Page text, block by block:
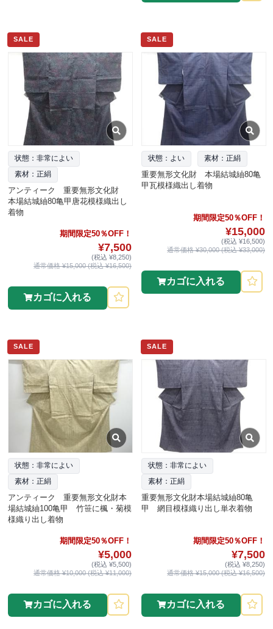
SALE
状態：非常によい
素材：正絹
アンティーク 重要無形文化財
本場結城紬80亀甲唐花模様織出し
着物
期間限定50％OFF！
¥7,500
(税込 ¥8,250)
通常価格 ¥15,000 (税込 ¥16,500)
カゴに入れる
SALE
状態：よい 素材：正絹
重要無形文化財 本場結城紬80亀
甲瓦模様織出し着物
期間限定50％OFF！
¥15,000
(税込 ¥16,500)
通常価格 ¥30,000 (税込 ¥33,000)
カゴに入れる
SALE
状態：非常によい
素材：正絹
アンティーク 重要無形文化財本
場結城紬100亀甲 竹笹に楓・菊模
様織り出し着物
期間限定50％OFF！
¥5,000
(税込 ¥5,500)
通常価格 ¥10,000 (税込 ¥11,000)
カゴに入れる
SALE
状態：非常によい
素材：正絹
重要無形文化財本場結城紬80亀
甲 網目模様織り出し単衣着物
期間限定50％OFF！
¥7,500
(税込 ¥8,250)
通常価格 ¥15,000 (税込 ¥16,500)
カゴに入れる